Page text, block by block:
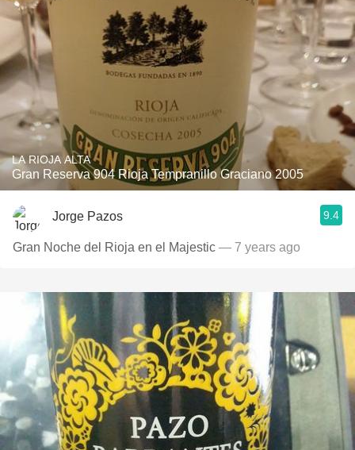
LA RIOJA ALTA
Gran Reserva 904 Rioja Tempranillo Graciano 2005
Jorge Pazos 9.4
Gran Noche del Rioja en el Majestic — 7 years ago